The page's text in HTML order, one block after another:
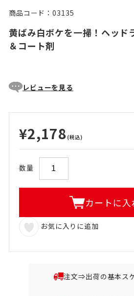
商品コード：03135
黄ばみ白ボケを一掃！ヘッド
＆コート剤
レビューを見る
¥2,178 (税込)
数量
カートに入
お気に入りに追加
注文⇒出荷の基本ス